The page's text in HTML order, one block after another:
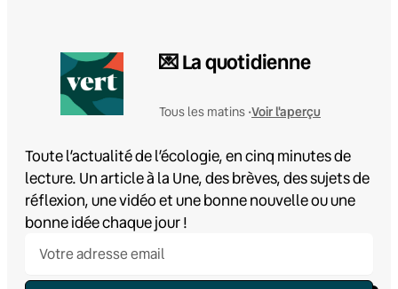
💌 La quotidienne
Tous les matins •Voir l'aperçu
Toute l’actualité de l’écologie, en cinq minutes de
lecture. Un article à la Une, des brèves, des sujets de
réflexion, une vidéo et une bonne nouvelle ou une
bonne idée chaque jour !